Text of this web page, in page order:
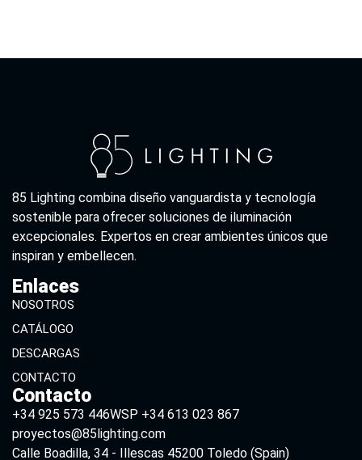
85 Lighting combina diseño vanguardista y tecnología
sostenible para ofrecer soluciones de iluminación
excepcionales. Expertos en crear ambientes únicos que
inspiran y embellecen.
Enlaces
NOSOTROS
CATÁLOGO
DESCARGAS
CONTACTO
Contacto
+34 925 573 446WSP +34 613 023 867
proyectos@85lighting.com
Calle Boadilla, 34 - Illescas 45200 Toledo (Spain)